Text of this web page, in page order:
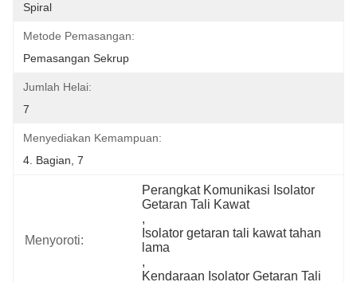
Spiral
Metode Pemasangan:
Pemasangan Sekrup
Jumlah Helai:
7
Menyediakan Kemampuan:
4. Bagian, 7
Menyoroti:
Perangkat Komunikasi Isolator
Getaran Tali Kawat
,
Isolator getaran tali kawat tahan
lama
,
Kendaraan Isolator Getaran Tali